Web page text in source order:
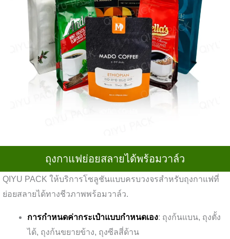
ถุงกาแฟย่อยสลายได้พร้อมวาล์ว
QIYU PACK ให้บริการโซลูชันแบบครบวงจรสำหรับถุงกาแฟที่
ย่อยสลายได้ทางชีวภาพพร้อมวาล์ว.
การกำหนดค่ากระเป๋าแบบกำหนดเอง: ถุงก้นแบน, ถุงตั้ง
ได้, ถุงก้นขยายข้าง, ถุงซีลสี่ด้าน